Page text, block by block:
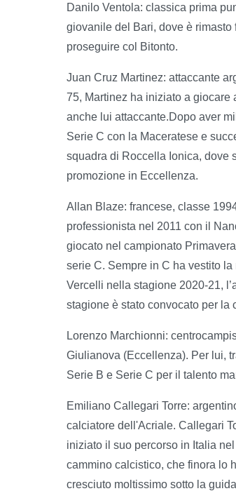
Danilo Ventola: classica prima
giovanile del Bari, dove è
proseguire col Bitonto.
Juan Cruz Martinez: attaccante
75, Martinez ha iniziato a
anche lui attaccante.Dopo aver
Serie C con la Maceratese e
squadra di Roccella Ionica, dove
promozione in Eccellenza.
Allan Blaze: francese, classe
professionista nel 2011 con il
giocato nel campionato
serie C. Sempre in C ha vestito
Vercelli nella stagione 2020-21,
stagione è stato convocato per
Lorenzo Marchionni:
Giulianova (Eccellenza). Per lui,
Serie B e Serie C per il talento
Emiliano Callegari Torre:
calciatore dell'Acriale. Callegari
iniziato il suo percorso in Italia
cammino calcistico, che finora lo
cresciuto moltissimo sotto la